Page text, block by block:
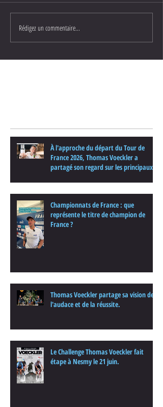
Rédigez un commentaire...
À l'approche du départ du Tour de
France 2026, Thomas Voeckler a
partagé son regard sur les principaux
Championnats de France : que
représente le titre de champion de
France ?
Thomas Voeckler partage sa vision de
l'audace et de la réussite.
Le Challenge Thomas Voeckler fait
étape à Nesmy le 21 juin.